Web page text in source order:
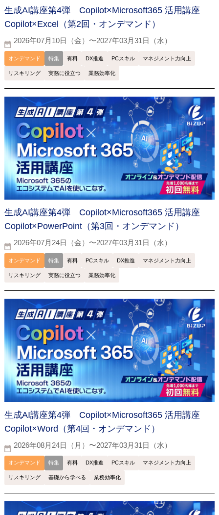
生成AI講座第4弾 Copilot×Microsoft365 活用講座
Copilot×Excel（第2回・オンデマンド）
2026年07月10日（金）〜2027年03月31日（水）
オンデマンド 特集 有料 DX推進 PCスキル マネジメント力向上
リスキリング 実務に役立つ 業務効率化
生成AI講座第4弾 Copilot×Microsoft365 活用講座
Copilot×PowerPoint（第3回・オンデマンド）
2026年07月24日（金）〜2027年03月31日（水）
オンデマンド 特集 有料 PCスキル DX推進 マネジメント力向上
リスキリング 実務に役立つ 業務効率化
生成AI講座第4弾 Copilot×Microsoft365 活用講座
Copilot×Word（第4回・オンデマンド）
2026年08月24日（月）〜2027年03月31日（水）
オンデマンド 特集 有料 DX推進 PCスキル マネジメント力向上
リスキリング 基礎から学べる 業務効率化